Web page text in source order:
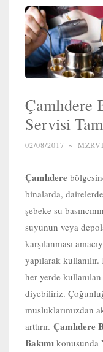
Çamlıdere
Servisi
02/08/2017 ~
Çamlıdere
binalarda,
şebeke su
suyunun veya
karşılanması
yapılarak kullanılır.
her yerde
diyebiliriz.
musluklarımızdan
arttırır. Çamlıdere
Bakımı konusunda